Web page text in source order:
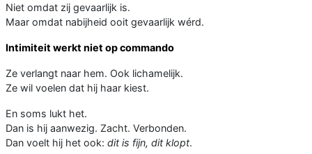
Niet omdat zij gevaarlijk is.
Maar omdat nabijheid ooit gevaarlijk wérd.
Intimiteit werkt niet op commando
Ze verlangt naar hem. Ook lichamelijk.
Ze wil voelen dat hij haar kiest.
En soms lukt het.
Dan is hij aanwezig. Zacht. Verbonden.
Dan voelt hij het ook: dit is fijn, dit klopt.